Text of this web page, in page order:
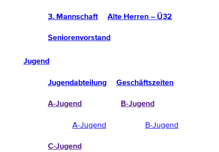
3. Mannschaft Alte Herren – Ü32
Seniorenvorstand
Jugend
Jugendabteilung Geschäftszeiten
A-Jugend
A-Jugend
B-Jugend
B-Jugend
C-Jugend